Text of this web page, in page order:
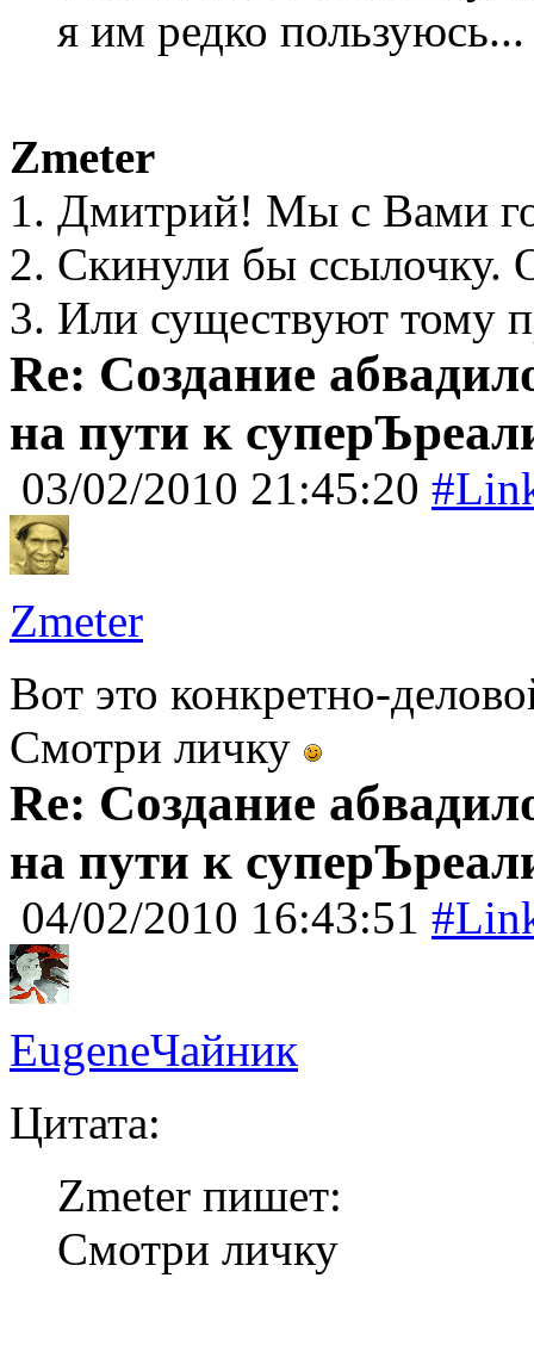
я им редко пользуюсь...
Zmeter
1. Дмитрий! Мы с Вами
2. Скинули бы ссылочку.
3. Или существуют тому
Re: Создание
на пути к
03/02/2010 21:45:20
Zmeter
Вот это конкретно-
Смотри личку
Re: Создание
на пути к
04/02/2010 16:43:51
EugeneЧайник
Цитата:
Zmeter пишет:
Смотри личку